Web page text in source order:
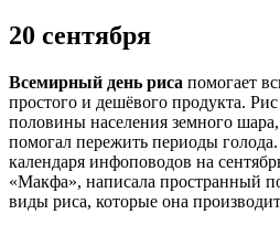
20 сентября
Всемирный день риса помогает
простого и дешёвого продукта.
половины населения земного
помогал пережить периоды
календаря инфоповодов на
«Макфа», написала пространный
виды риса, которые она